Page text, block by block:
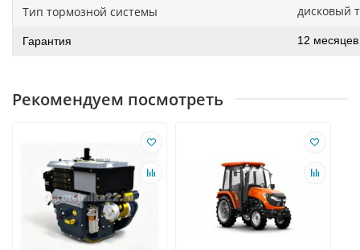
Тип тормозной системы дисковый
Гарантия 12 месяцев
Рекомендуем посмотреть